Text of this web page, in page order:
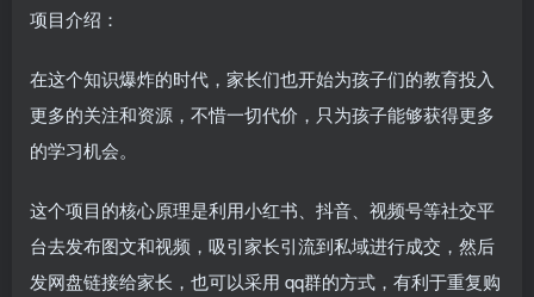
项目介绍：
在这个知识爆炸的时代，家长们也开始为孩子们的教育投入
更多的关注和资源，不惜一切代价，只为孩子能够获得更多
的学习机会。
这个项目的核心原理是利用小红书、抖音、视频号等社交平
台去发布图文和视频，吸引家长引流到私域进行成交，然后
发网盘链接给家长，也可以采用 qq群的方式，有利于重复购